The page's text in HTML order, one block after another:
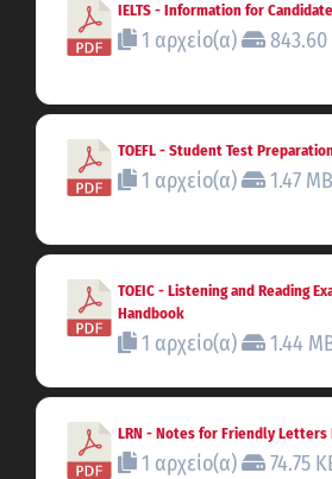
IELTS - Information for
1 αρχείο(α) 843.60
TOEFL - Student Test
1 αρχείο(α) 1.47 MB
TOEIC - Listening and Reading
Handbook
1 αρχείο(α) 1.44
LRN - Notes for Friendly Letters
1 αρχείο(α) 74.75